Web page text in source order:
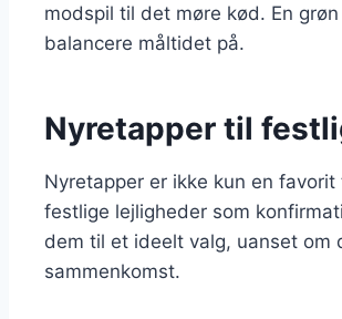
modspil til det møre kød. En
balancere måltidet på.
Nyretapper til
Nyretapper er ikke kun en
festlige lejligheder som
dem til et ideelt valg, uanset om
sammenkomst.